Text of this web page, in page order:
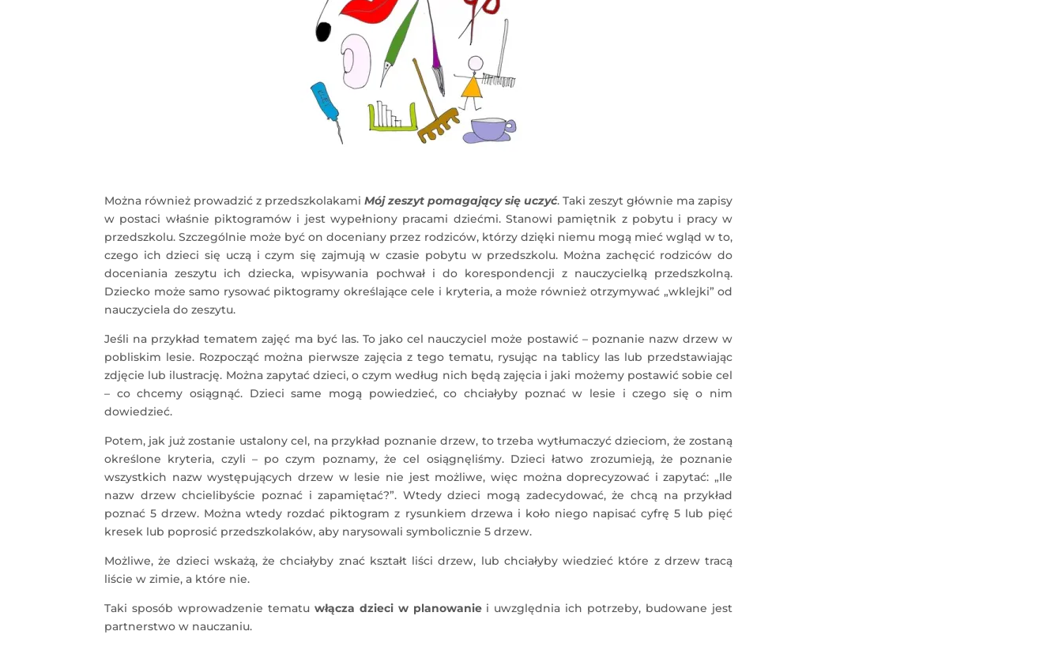
Można również prowadzić z przedszkolakamiMój zeszyt pomagający się uczyć. Taki zeszyt głównie ma zapisy
w postaci właśnie piktogramów i jest wypełniony pracami dziećmi. Stanowi pamiętnik z pobytu i pracy w
przedszkolu. Szczególnie może być on doceniany przez rodziców, którzy dzięki niemu mogą mieć wgląd w to,
czego ich dzieci się uczą i czym się zajmują w czasie pobytu w przedszkolu. Można zachęcić rodziców do
doceniania zeszytu ich dziecka, wpisywania pochwał i do korespondencji z nauczycielką przedszkolną.
Dziecko może samo rysować piktogramy określające cele i kryteria, a może również otrzymywać „wklejki” od
nauczyciela do zeszytu.
Jeśli na przykład tematem zajęć ma być las. To jako cel nauczyciel może postawić – poznanie nazw drzew w
pobliskim lesie. Rozpocząć można pierwsze zajęcia z tego tematu, rysując na tablicy las lub przedstawiając
zdjęcie lub ilustrację. Można zapytać dzieci, o czym według nich będą zajęcia i jaki możemy postawić sobie cel
– co chcemy osiągnąć. Dzieci same mogą powiedzieć, co chciałyby poznać w lesie i czego się o nim
dowiedzieć.
Potem, jak już zostanie ustalony cel, na przykład poznanie drzew, to trzeba wytłumaczyć dzieciom, że zostaną
określone kryteria, czyli – po czym poznamy, że cel osiągnęliśmy. Dzieci łatwo zrozumieją, że poznanie
wszystkich nazw występujących drzew w lesie nie jest możliwe, więc można doprecyzować i zapytać: „Ile
nazw drzew chcielibyście poznać i zapamiętać?”. Wtedy dzieci mogą zadecydować, że chcą na przykład
poznać 5 drzew. Można wtedy rozdać piktogram z rysunkiem drzewa i koło niego napisać cyfrę 5 lub pięć
kresek lub poprosić przedszkolaków, aby narysowali symbolicznie 5 drzew.
Możliwe, że dzieci wskażą, że chciałyby znać kształt liści drzew, lub chciałyby wiedzieć które z drzew tracą
liście w zimie, a które nie.
Taki sposób wprowadzenie tematu włącza dzieci w planowaniei uwzględnia ich potrzeby, budowane jest
partnerstwo w nauczaniu.